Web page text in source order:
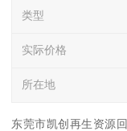
类型
实际价格
所在地
东莞市凯创再生资源